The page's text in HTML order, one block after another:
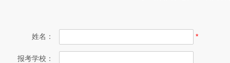
姓名： *
报考学校：